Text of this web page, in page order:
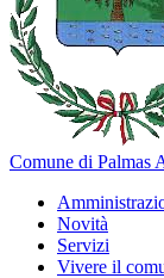
Comune di Palmas
Novità
Servizi
Vivere il